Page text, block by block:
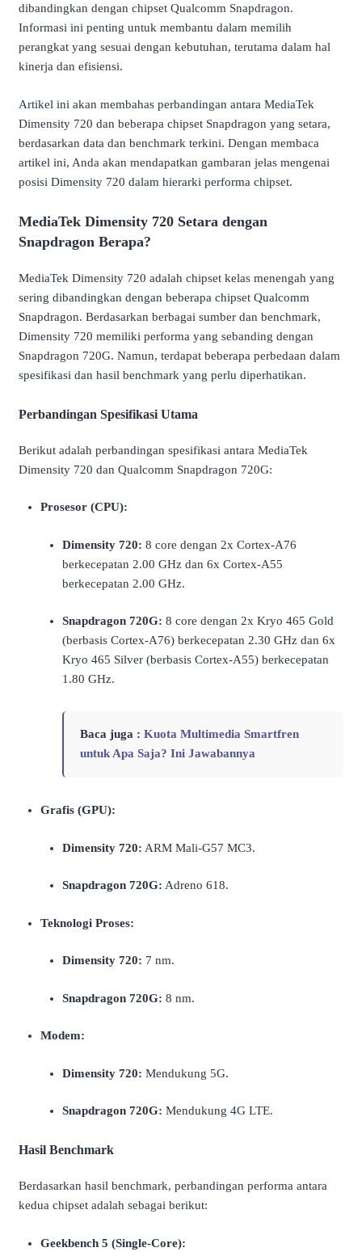
dibandingkan dengan chipset Qualcomm Snapdragon.
Informasi ini penting untuk membantu dalam memilih
perangkat yang sesuai dengan kebutuhan, terutama dalam hal
kinerja dan efisiensi.
Artikel ini akan membahas perbandingan antara MediaTek
Dimensity 720 dan beberapa chipset Snapdragon yang setara,
berdasarkan data dan benchmark terkini. Dengan membaca
artikel ini, Anda akan mendapatkan gambaran jelas mengenai
posisi Dimensity 720 dalam hierarki performa chipset.
MediaTek Dimensity 720 Setara dengan
Snapdragon Berapa?
MediaTek Dimensity 720 adalah chipset kelas menengah yang
sering dibandingkan dengan beberapa chipset Qualcomm
Snapdragon. Berdasarkan berbagai sumber dan benchmark,
Dimensity 720 memiliki performa yang sebanding dengan
Snapdragon 720G. Namun, terdapat beberapa perbedaan dalam
spesifikasi dan hasil benchmark yang perlu diperhatikan.
Perbandingan Spesifikasi Utama
Berikut adalah perbandingan spesifikasi antara MediaTek
Dimensity 720 dan Qualcomm Snapdragon 720G:
Prosesor (CPU):
Dimensity 720: 8 core dengan 2x Cortex-A76
berkecepatan 2.00 GHz dan 6x Cortex-A55
berkecepatan 2.00 GHz.
Snapdragon 720G: 8 core dengan 2x Kryo 465 Gold
(berbasis Cortex-A76) berkecepatan 2.30 GHz dan 6x
Kryo 465 Silver (berbasis Cortex-A55) berkecepatan
1.80 GHz.
Baca juga :Kuota Multimedia Smartfren
untuk Apa Saja? Ini Jawabannya
Grafis (GPU):
Dimensity 720: ARM Mali-G57 MC3.
Snapdragon 720G: Adreno 618.
Teknologi Proses:
Dimensity 720: 7 nm.
Snapdragon 720G: 8 nm.
Modem:
Dimensity 720: Mendukung 5G.
Snapdragon 720G: Mendukung 4G LTE.
Hasil Benchmark
Berdasarkan hasil benchmark, perbandingan performa antara
kedua chipset adalah sebagai berikut:
Geekbench 5 (Single-Core):